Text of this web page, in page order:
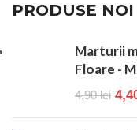
PRODUSE NOI
Marturii
Floare -
4,90lei